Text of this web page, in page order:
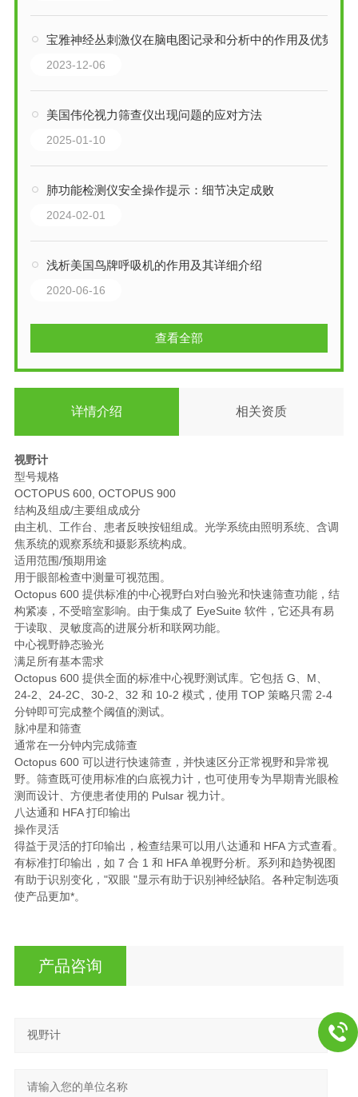
宝雅神经丛刺激仪在脑电图记录和分析中的作用及优势
2023-12-06
美国伟伦视力筛查仪出现问题的应对方法
2025-01-10
肺功能检测仪安全操作提示：细节决定成败
2024-02-01
浅析美国鸟牌呼吸机的作用及其详细介绍
2020-06-16
查看全部
详情介绍 相关资质
视野计
型号规格
OCTOPUS 600, OCTOPUS 900
结构及组成/主要组成成分
由主机、工作台、患者反映按钮组成。光学系统由照明系统、含调
焦系统的观察系统和摄影系统构成。
适用范围/预期用途
用于眼部检查中测量可视范围。
Octopus 600 提供标准的中心视野白对白验光和快速筛查功能，结
构紧凑，不受暗室影响。由于集成了 EyeSuite 软件，它还具有易
于读取、灵敏度高的进展分析和联网功能。
中心视野静态验光
满足所有基本需求
Octopus 600 提供全面的标准中心视野测试库。它包括 G、M、
24-2、24-2C、30-2、32 和 10-2 模式，使用 TOP 策略只需 2-4
分钟即可完成整个阈值的测试。
脉冲星和筛查
通常在一分钟内完成筛查
Octopus 600 可以进行快速筛查，并快速区分正常视野和异常视
野。筛查既可使用标准的白底视力计，也可使用专为早期青光眼检
测而设计、方便患者使用的 Pulsar 视力计。
八达通和 HFA 打印输出
操作灵活
得益于灵活的打印输出，检查结果可以用八达通和 HFA 方式查看。
有标准打印输出，如 7 合 1 和 HFA 单视野分析。系列和趋势视图
有助于识别变化，"双眼 "显示有助于识别神经缺陷。各种定制选项
使产品更加*。
产品咨询